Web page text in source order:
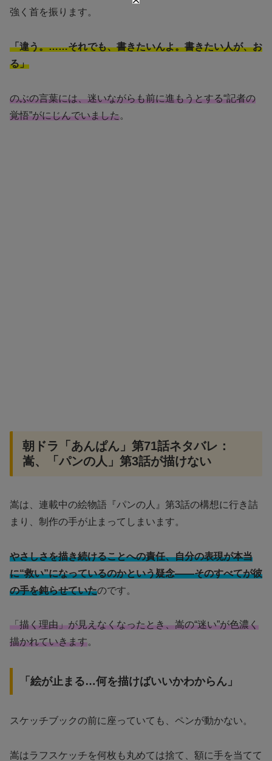
強く首を振ります。
「違う。……それでも、書きたいんよ。書きたい人が、お
る」
のぶの言葉には、迷いながらも前に進もうとする“記者の
覚悟”がにじんでいました。
朝ドラ「あんぱん」第71話ネタバレ：
嵩、「パンの人」第3話が描けない
嵩は、連載中の絵物語『パンの人』第3話の構想に行き詰
まり、制作の手が止まってしまいます。
やさしさを描き続けることへの責任、自分の表現が本当
に“救い”になっているのかという疑念――そのすべてが彼
の手を鈍らせていたのです。
「描く理由」が見えなくなったとき、嵩の“迷い”が色濃く
描かれていきます。
「絵が止まる…何を描けばいいかわからん」
スケッチブックの前に座っていても、ペンが動かない。
嵩はラフスケッチを何枚も丸めては捨て、額に手を当てて